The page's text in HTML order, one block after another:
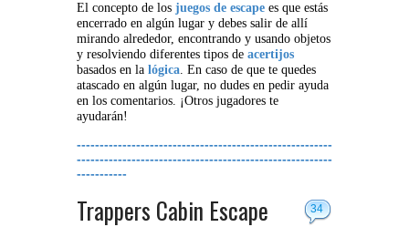
El concepto de los juegos de escape es que estás
encerrado en algún lugar y debes salir de allí
mirando alrededor, encontrando y usando objetos
y resolviendo diferentes tipos de acertijos
basados en la lógica. En caso de que te quedes
atascado en algún lugar, no dudes en pedir ayuda
en los comentarios. ¡Otros jugadores te
ayudarán!
--------------------------------------------------------
--------------------------------------------------------
-----------
34
Trappers Cabin Escape